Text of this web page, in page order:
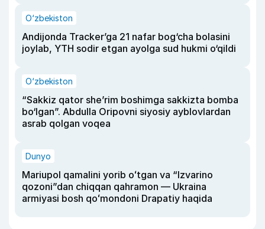
O‘zbekiston
Andijonda Tracker’ga 21 nafar bog‘cha bolasini
joylab, YTH sodir etgan ayolga sud hukmi o‘qildi
O‘zbekiston
“Sakkiz qator she’rim boshimga sakkizta bomba
bo‘lgan”. Abdulla Oripovni siyosiy ayblovlardan
asrab qolgan voqea
Dunyo
Mariupol qamalini yorib oʻtgan va “Izvarino
qozoni”dan chiqqan qahramon — Ukraina
armiyasi bosh qoʻmondoni Drapatiy haqida